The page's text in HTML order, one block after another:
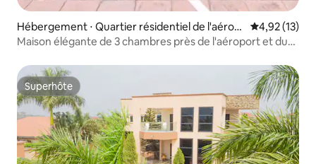
Hébergement ⋅ Quartier résidentiel de l'aérop
ort
Évaluation
4,92 (13)
Maison élégante de 3 chambres près de l'aéroport et du
Superhôte
Superhôte